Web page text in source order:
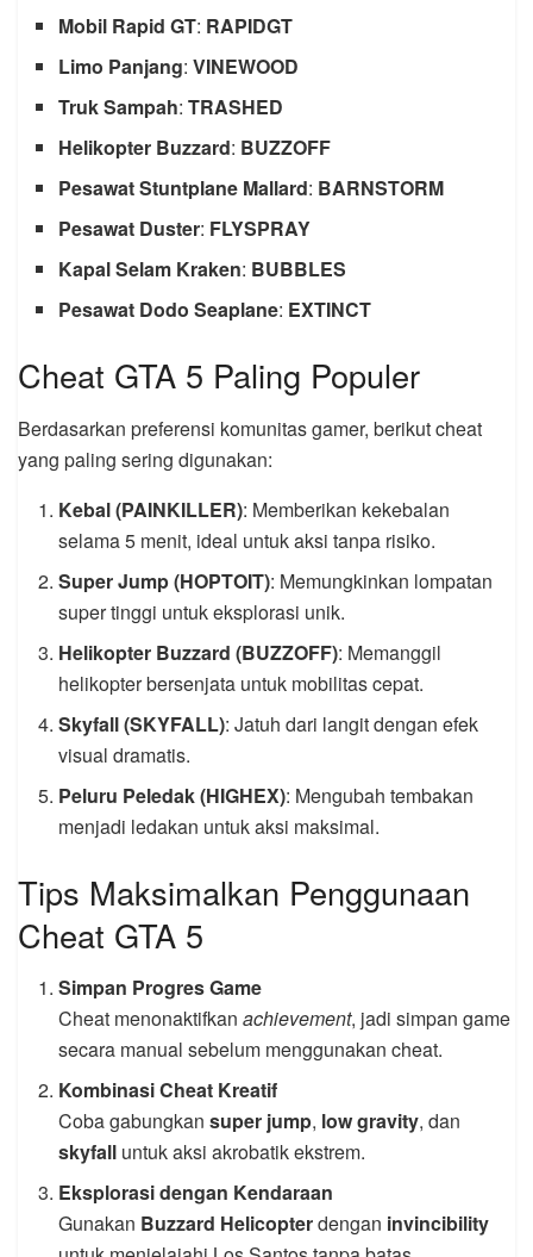
Mobil Rapid GT: RAPIDGT
Limo Panjang:VINEWOOD
Truk Sampah:TRASHED
Helikopter Buzzard: BUZZOFF
Pesawat Stuntplane Mallard: BARNSTORM
Pesawat Duster: FLYSPRAY
Kapal Selam Kraken: BUBBLES
Pesawat Dodo Seaplane: EXTINCT
Cheat GTA 5 Paling Populer
Berdasarkan preferensi komunitas gamer, berikut cheat
yang paling sering digunakan:
Kebal (PAINKILLER): Memberikan kekebalan
selama 5 menit, ideal untuk aksi tanpa risiko.
Super Jump (HOPTOIT): Memungkinkan lompatan
super tinggi untuk eksplorasi unik.
Helikopter Buzzard (BUZZOFF): Memanggil
helikopter bersenjata untuk mobilitas cepat.
Skyfall (SKYFALL): Jatuh dari langit dengan efek
visual dramatis.
Peluru Peledak (HIGHEX): Mengubah tembakan
menjadi ledakan untuk aksi maksimal.
Tips Maksimalkan Penggunaan
Cheat GTA 5
Simpan Progres Game
Cheat menonaktifkanachievement, jadi simpan game
secara manual sebelum menggunakan cheat.
Kombinasi Cheat Kreatif
Coba gabungkansuper jump, low gravity, dan
skyfall untuk aksi akrobatik ekstrem.
Eksplorasi dengan Kendaraan
Gunakan Buzzard Helicopterdengan invincibility